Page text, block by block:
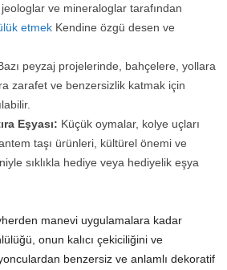
ve mineraloglar tarafından
etmek Kendine özgü desen ve
peyzaj projelerinde, bahçelere, yollara
zarafet ve benzersizlik katmak için
Eşyası: Küçük oymalar, kolye uçları
taşı ürünleri, kültürel önemi ve
sıklıkla hediye veya hediyelik eşya
manevi uygulamalara kadar
onun kalıcı çekiciliğini ve
benzersiz ve anlamlı dekoratif